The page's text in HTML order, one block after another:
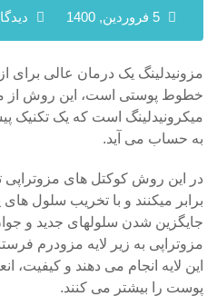
مزونیدلینگ یک درمان عالی برای
خطوط پوستی است، این روش از
میکرونیدلینگ است که یک تکنیک
به حساب می آید.
در این روش کوکتل های مزوتراپی
برابر میکنند و با تخریب سلول
جایگزین شدن سلولهای جدید و
مزوتراپی به زیر لایه مزودرم
این لایه انجام می دهند و
پوست را بیشتر می کنند.